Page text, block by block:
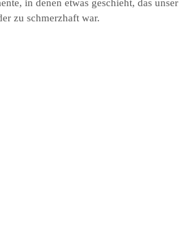
in denen etwas geschieht, das
zu schmerzhaft war.